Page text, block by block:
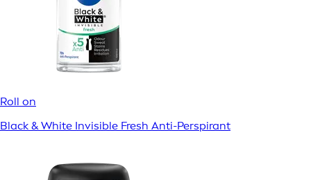
Roll on
Black & White Invisible Fresh Anti-Perspirant